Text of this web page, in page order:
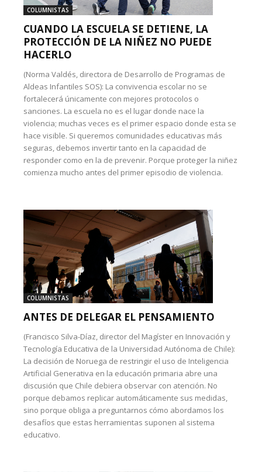
COLUMNISTAS
CUANDO LA ESCUELA SE DETIENE, LA
PROTECCIÓN DE LA NIÑEZ NO PUEDE
HACERLO
(Norma Valdés, directora de Desarrollo de Programas de
Aldeas Infantiles SOS): La convivencia escolar no se
fortalecerá únicamente con mejores protocolos o
sanciones. La escuela no es el lugar donde nace la
violencia; muchas veces es el primer espacio donde esta se
hace visible. Si queremos comunidades educativas más
seguras, debemos invertir tanto en la capacidad de
responder como en la de prevenir. Porque proteger la niñez
comienza mucho antes del primer episodio de violencia.
COLUMNISTAS
ANTES DE DELEGAR EL PENSAMIENTO
(Francisco Silva-Díaz, director del Magíster en Innovación y
Tecnología Educativa de la Universidad Autónoma de Chile):
La decisión de Noruega de restringir el uso de Inteligencia
Artificial Generativa en la educación primaria abre una
discusión que Chile debiera observar con atención. No
porque debamos replicar automáticamente sus medidas,
sino porque obliga a preguntarnos cómo abordamos los
desafíos que estas herramientas suponen al sistema
educativo.